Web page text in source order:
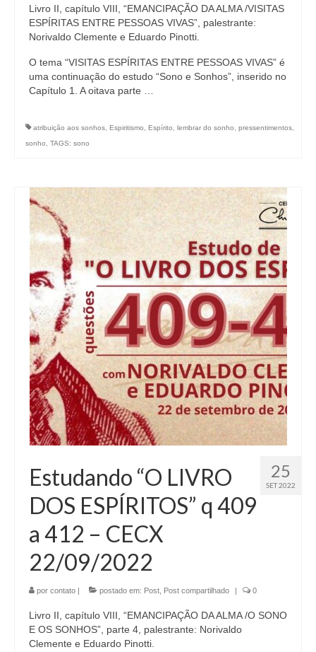
Livro II, capítulo VIII, “EMANCIPAÇÃO DA ALMA /VISITAS
ESPÍRITAS ENTRE PESSOAS VIVAS”, palestrante:
Norivaldo Clemente e Eduardo Pinotti.
O tema “VISITAS ESPÍRITAS ENTRE PESSOAS VIVAS” é
uma continuação do estudo “Sono e Sonhos”, inserido no
Capítulo 1. A oitava parte …
atribuição aos sonhos Espiritismo Espírito lembrar do sonho pressentimentos
sonho
TAGS: sono
25
SET 2022
Estudando “O LIVRO
DOS ESPÍRITOS” q 409
a 412 – CECX
22/09/2022
por contato | postado em: Post Post compartilhado | 0
Livro II, capítulo VIII, “EMANCIPAÇÃO DA ALMA /O SONO
E OS SONHOS”, parte 4, palestrante: Norivaldo
Clemente e Eduardo Pinotti.